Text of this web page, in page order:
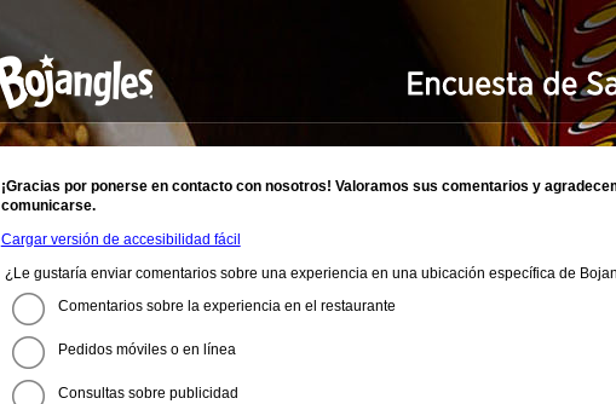
¡Gracias por ponerse en contacto con nosotros! Valoramos sus comentarios y
comunicarse.
Cargar versión de accesibilidad fácil
¿Le gustaría enviar comentarios sobre una experiencia en una ubicación específica de
Comentarios sobre la experiencia en el restaurante
Pedidos móviles o en línea
Consultas sobre publicidad